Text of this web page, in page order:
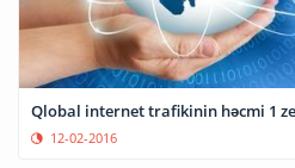
Qlobal internet trafikinin həcmi 1
12-02-2016